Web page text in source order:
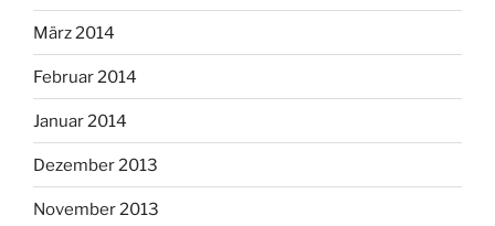
März 2014
Februar 2014
Januar 2014
Dezember 2013
November 2013